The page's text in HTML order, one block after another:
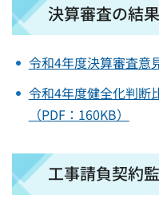
決算審査の結果
令和4年度決算審査意
令和4年度健全化判断
（PDF：160KB）
工事請負契約